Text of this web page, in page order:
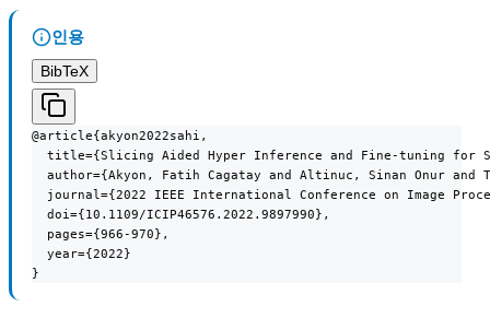
인용
BibTeX
@article{akyon2022sahi,
title={Slicing Aided Hyper Inference and Fine-tuning for
author={Akyon, Fatih Cagatay and Altinuc, Sinan Onur and
journal={2022 IEEE International Conference on Image
  doi={10.1109/ICIP46576.2022.9897990},
  pages={966-970},
  year={2022}
}